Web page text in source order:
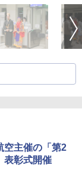
空主催の「第2
表彰式開催